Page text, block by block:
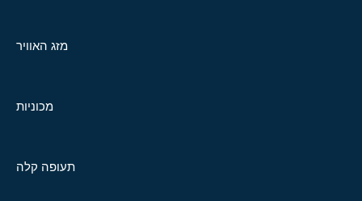
מזג האוויר
מכוניות
תעופה קלה